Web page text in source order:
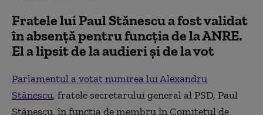
Fratele lui Paul Stănescu a fost validat
în absență pentru funcția de la ANRE.
El a lipsit de la audieri și de la vot
Parlamentul a votat numirea lui Alexandru
Stănescu, fratele secretarului general al PSD, Paul
Stănescu, în funcția de membru în Comitetul de